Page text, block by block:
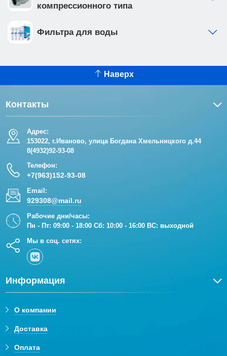
компрессионного типа
Фильтра для воды
Наверх
Контакты
Адрес:
153022, г.Иваново, улица Богдана Хмельницкого д.44
8(4932)92-93-08
Телефон:
+7(963)152-93-08
Email:
929308@mail.ru
Рабочие дни/часы:
Пн - Пт: 09:00 - 18:00 Сб: 10:00 - 16:00 ВС: выходной
Мы в соц. сетях:
Информация
О компании
Доставка
Оплата